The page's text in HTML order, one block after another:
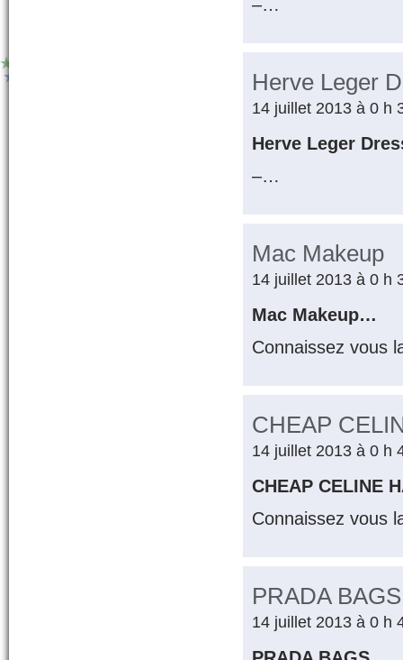
–…
Herve Leger
14 juillet 2013 à 0 h
Herve Leger
–…
Mac Makeup
14 juillet 2013 à 0 h
Mac Makeup…
Connaissez vous
CHEAP
14 juillet 2013 à 0 h
CHEAP CELINE
Connaissez vous
PRADA BAGS
14 juillet 2013 à 0 h